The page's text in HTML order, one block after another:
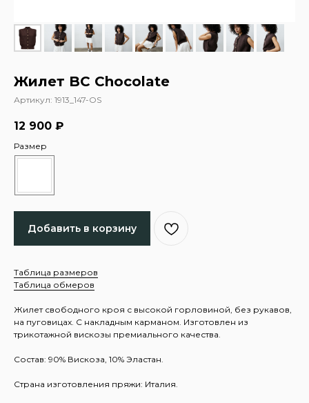
Жилет BC Chocolate
Артикул: 1913_147-OS
12 900 ₽
Размер
Добавить в корзину
Таблица размеров
Таблица обмеров
Жилет свободного кроя с высокой горловиной, без рукавов,
на пуговицах. С накладным карманом. Изготовлен из
трикотажной вискозы премиального качества.
Состав: 90% Вискоза, 10% Эластан.
Страна изготовления пряжи: Италия.